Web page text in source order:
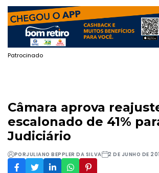
Patrocinado
Câmara aprova
escalonado de 41%
Judiciário
PORJULIANO BEPPLER DA SILVA 2 DE JUNHO DE